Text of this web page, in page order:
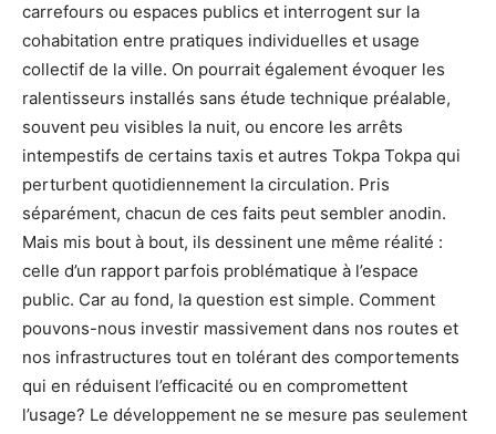
carrefours ou espaces publics et interrogent sur la
cohabitation entre pratiques individuelles et usage
collectif de la ville. On pourrait également évoquer les
ralentisseurs installés sans étude technique préalable,
souvent peu visibles la nuit, ou encore les arrêts
intempestifs de certains taxis et autres Tokpa Tokpa qui
perturbent quotidiennement la circulation. Pris
séparément, chacun de ces faits peut sembler anodin.
Mais mis bout à bout, ils dessinent une même réalité :
celle d’un rapport parfois problématique à l’espace
public. Car au fond, la question est simple. Comment
pouvons-nous investir massivement dans nos routes et
nos infrastructures tout en tolérant des comportements
qui en réduisent l’efficacité ou en compromettent
l’usage? Le développement ne se mesure pas seulement